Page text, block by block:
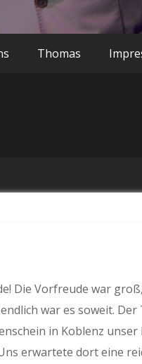
Thomas
Die Vorfreude war
war es soweit.
in Koblenz unser
erwartete dort eine